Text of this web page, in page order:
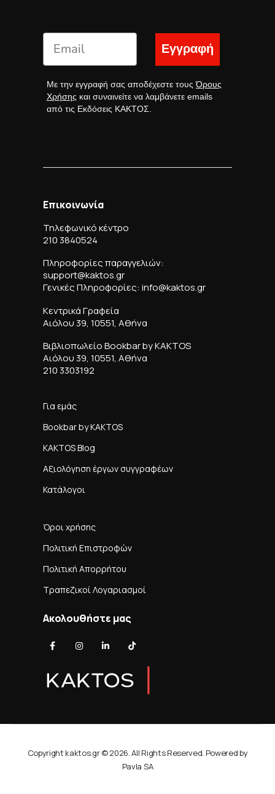
Εγγραφή
Με την εγγραφή σας αποδέχεστε τουςΌρους
Χρήσης και συναινείτε να λαμβάνετε emails
από τις Εκδόσεις ΚΑΚΤΟΣ.
Επικοινωνία
Τηλεφωνικό κέντρο
210 3840524
Πληροφορίες παραγγελιών:
support@kaktos.gr
Γενικές Πληροφορίες: info@kaktos.gr
Κεντρικά Γραφεία
Αιόλου 39, 10551, Αθήνα
Βιβλιοπωλείο Bookbar by KAKTOS
Αιόλου 39, 10551, Αθήνα
210 3303192
Για εμάς
Bookbar by KAKTOS
KAKTOS Blog
Αξιολόγηση έργων συγγραφέων
Κατάλογοι
Όροι χρήσης
Πολιτική Επιστροφών
Πολιτική Απορρήτου
Τραπεζικοί Λογαριασμοί
Ακολουθήστε μας
Copyright kaktos.gr © 2026. All Rights Reserved. Powered by
Pavla SA